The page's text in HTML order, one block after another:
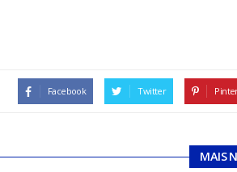
Facebook Twitter
MAIS